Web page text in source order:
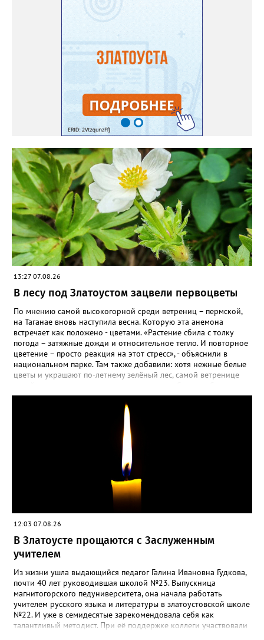
взошли даже без стратификации. После покупки (по весне)
садовод советует сразу убрать семена в холодильник на два
месяца, а место посадки - мульчировать мелкой корой. Семена
самосевом в ней отлично прорастают. Если иногда срезать
сухие цветы и стряхивать семена вокруг куртины, лаванда
весной прорастет сама. Ещё один секрет – этот символ
Прованса не любит «вкусную» почву. Добавляйте в посадочную
яму гравий и песок – требуется хороший дренаж. В первый год
Екатерина рекомендует цветы убирать, чтобы силы куста
пошли на наращивание корневой системы. А со второго года
пусть лаванда цветёт во всю силу! Фото: Екатерина Бойко,
специально для «Златоуст.инфо». Обсуждение новости здесь
ВКОНТАКТЕ https://vk.com/newszlatoust74
13:27 07.08.26
В лесу под Златоустом зацвели первоцветы
По мнению самой высокогорной среди ветрениц – пермской,
на Таганае вновь наступила весна. Которую эта анемона
встречает как положено - цветами. «Растение сбила с толку
погода – затяжные дожди и относительное тепло. И повторное
цветение – просто реакция на этот стресс», - объяснили в
национальном парке. Там также добавили: хотя нежные белые
цветы и украшают по-летнему зелёный лес, самой ветренице
силы перед долгой зимовкой.
12:03 07.08.26
В Златоусте прощаются с Заслуженным
учителем
Из жизни ушла выдающийся педагог Галина Ивановна Гудкова,
почти 40 лет руководившая школой №23. Выпускница
магнитогорского педуниверситета, она начала работать
учителем русского языка и литературы в златоустовской школе
№22. И уже в семидесятые зарекомендовала себя как
талантливый методист. При её поддержке коллеги участвовали